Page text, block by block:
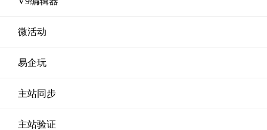
微活动
易企玩
主站同步
主站验证